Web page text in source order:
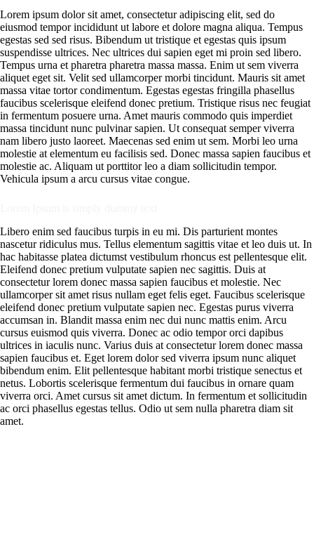
Lorem ipsum dolor sit amet, consectetur adipiscing elit, sed do
eiusmod tempor incididunt ut labore et dolore magna aliqua. Tempus
egestas sed sed risus. Bibendum ut tristique et egestas quis ipsum
suspendisse ultrices. Nec ultrices dui sapien eget mi proin sed libero.
Tempus urna et pharetra pharetra massa massa. Enim ut sem viverra
aliquet eget sit. Velit sed ullamcorper morbi tincidunt. Mauris sit amet
massa vitae tortor condimentum. Egestas egestas fringilla phasellus
faucibus scelerisque eleifend donec pretium. Tristique risus nec feugiat
in fermentum posuere urna. Amet mauris commodo quis imperdiet
massa tincidunt nunc pulvinar sapien. Ut consequat semper viverra
nam libero justo laoreet. Maecenas sed enim ut sem. Morbi leo urna
molestie at elementum eu facilisis sed. Donec massa sapien faucibus et
molestie ac. Aliquam ut porttitor leo a diam sollicitudin tempor.
Vehicula ipsum a arcu cursus vitae congue.
Libero enim sed faucibus turpis in eu mi. Dis parturient montes
nascetur ridiculus mus. Tellus elementum sagittis vitae et leo duis ut. In
hac habitasse platea dictumst vestibulum rhoncus est pellentesque elit.
Eleifend donec pretium vulputate sapien nec sagittis. Duis at
consectetur lorem donec massa sapien faucibus et molestie. Nec
ullamcorper sit amet risus nullam eget felis eget. Faucibus scelerisque
eleifend donec pretium vulputate sapien nec. Egestas purus viverra
accumsan in. Blandit massa enim nec dui nunc mattis enim. Arcu
cursus euismod quis viverra. Donec ac odio tempor orci dapibus
ultrices in iaculis nunc. Varius duis at consectetur lorem donec massa
sapien faucibus et. Eget lorem dolor sed viverra ipsum nunc aliquet
bibendum enim. Elit pellentesque habitant morbi tristique senectus et
netus. Lobortis scelerisque fermentum dui faucibus in ornare quam
viverra orci. Amet cursus sit amet dictum. In fermentum et sollicitudin
ac orci phasellus egestas tellus. Odio ut sem nulla pharetra diam sit
amet.